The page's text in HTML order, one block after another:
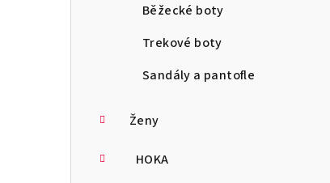
Běžecké boty
Trekové boty
Sandály a pantofle
Ženy
HOKA